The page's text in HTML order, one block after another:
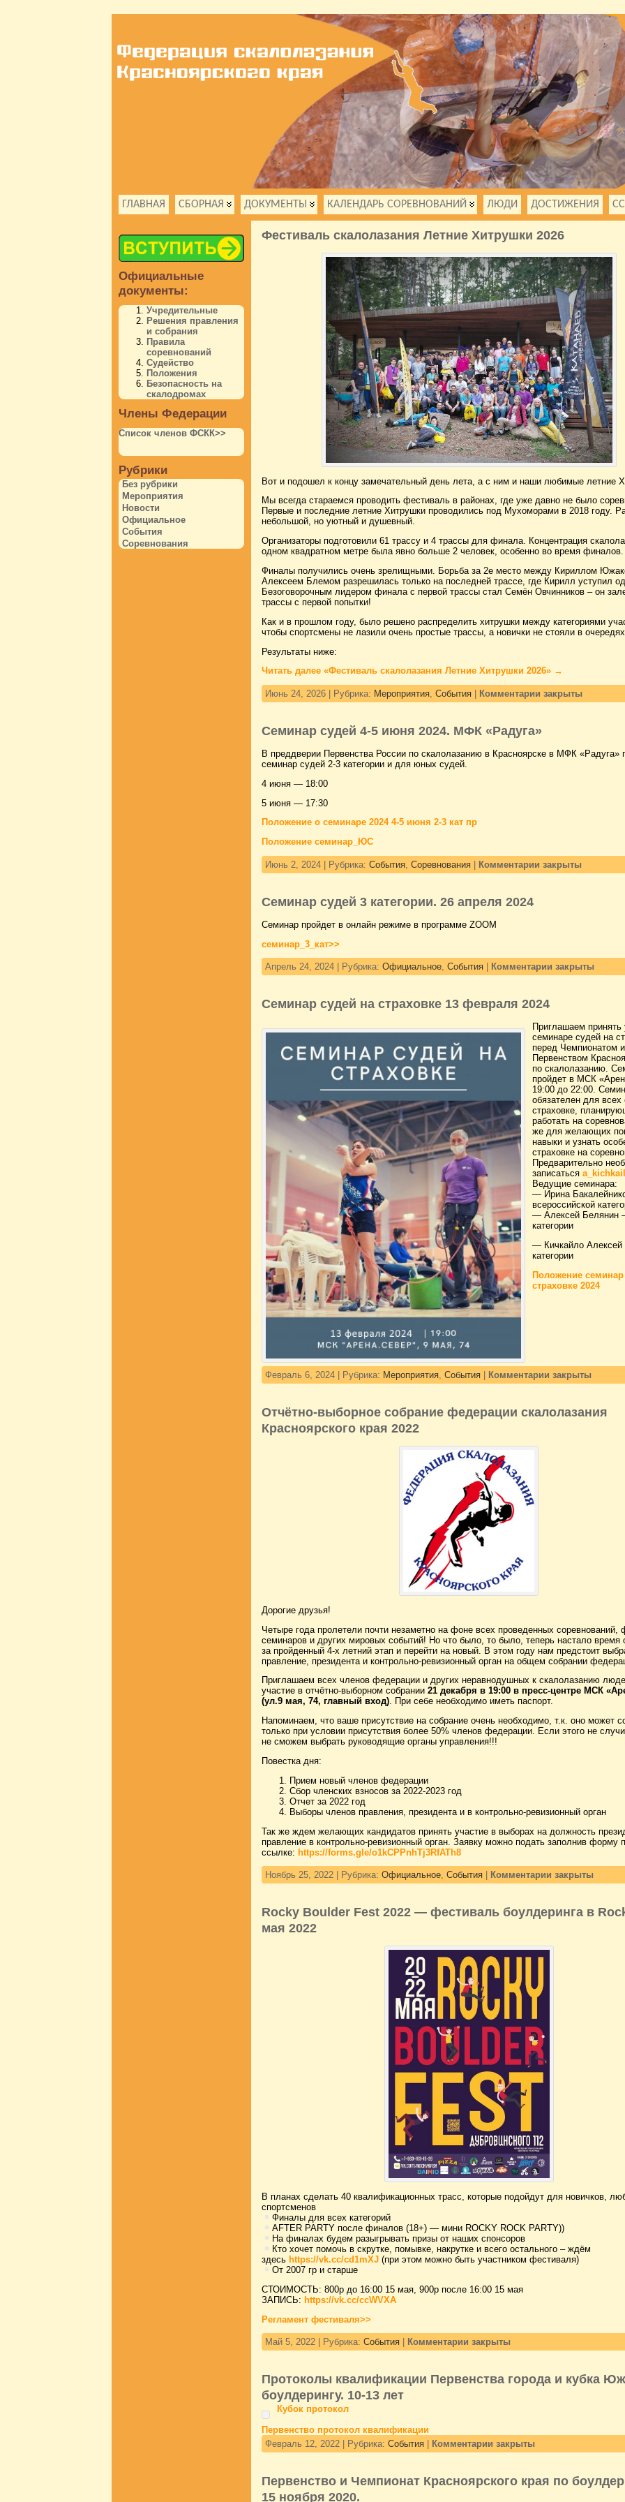
ГЛАВНАЯ СБОРНАЯ ДОКУМЕНТЫ КАЛЕНДАРЬ СОРЕВНОВАНИЙ ЛЮДИ ДОСТИЖЕНИЯ
Официальные
документы:
Учредительные
Решения правления
и собрания
Правила
соревнований
Судейство
Положения
Безопасность на
скалодромах
Члены Федерации
Список членов ФСКК>>
Рубрики
Без рубрики
Мероприятия
Новости
Официальное
События
Соревнования
Фестиваль скалолазания Летние Хитрушки 2026
Вот и подошел к концу замечательный день лета, а с ним и наши любимые летние
Мы всегда стараемся проводить фестиваль в районах, где уже давно не было
Первые и последние летние Хитрушки проводились под Мухоморами в 2018 году.
небольшой, но уютный и душевный.
Организаторы подготовили 61 трассу и 4 трассы для финала. Концентрация
одном квадратном метре была явно больше 2 человек, особенно во время финалов.
Финалы получились очень зрелищными. Борьба за 2е место между Кириллом
Алексеем Блемом разрешилась только на последней трассе, где Кирилл уступил
Безоговорочным лидером финала с первой трассы стал Семён Овчинников – он
трассы с первой попытки!
Как и в прошлом году, было решено распределить хитрушки между категориями
чтобы спортсмены не лазили очень простые трассы, а новички не стояли в
Результаты ниже:
Читать далее «Фестиваль скалолазания Летние Хитрушки 2026» →
Июнь 24, 2026 | Рубрика: Мероприятия, События Комментарии закрыты
Семинар судей 4-5 июня 2024. МФК «Радуга»
В преддверии Первенства России по скалолазанию в Красноярске в МФК «Радуга»
семинар судей 2-3 категории и для юных судей.
4 июня — 18:00
5 июня — 17:30
Положение о семинаре 2024 4-5 июня 2-3 кат пр
Положение семинар_ЮС
Июнь 2, 2024 | Рубрика: События Соревнования Комментарии закрыты
Семинар судей 3 категории. 26 апреля 2024
Семинар пройдет в онлайн режиме в программе ZOOM
семинар_3_кат>>
Апрель 24, 2024 | Рубрика: Официальное, События Комментарии закрыты
Семинар судей на страховке 13 февраля 2024
Приглашаем принять
семинаре судей на
перед Чемпионатом и
Первенством
по скалолазанию.
пройдет в МСК
19:00 до 22:00.
обязателен для всех
страховке,
работать на
же для желающих
навыки и узнать
страховке на
Предварительно
записаться
Ведущие семинара:
— Ирина
всероссийской
— Алексей Белянин
категории
— Кичкайло
категории
Положение
страховке 2024
Февраль 6, 2024 | Рубрика: Мероприятия, События Комментарии закрыты
Отчётно-выборное собрание федерации скалолазания
Красноярского края 2022
Дорогие друзья!
Четыре года пролетели почти незаметно на фоне всех проведенных соревнований,
семинаров и других мировых событий! Но что было, то было, теперь настало время
за пройденный 4-х летний этап и перейти на новый. В этом году нам предстоит
правление, президента и контрольно-ревизионный орган на общем собрании
Приглашаем всех членов федерации и других неравнодушных к скалолазанию
участие в отчётно-выборном собрании 21 декабря в 19:00 в пресс-центре МСК
(ул.9 мая, 74, главный вход). При себе необходимо иметь паспорт.
Напоминаем, что ваше присутствие на собрание очень необходимо, т.к. оно может
только при условии присутствия более 50% членов федерации. Если этого не
не сможем выбрать руководящие органы управления!!!
Повестка дня:
Прием новый членов федерации
Сбор членских взносов за 2022-2023 год
Отчет за 2022 год
Выборы членов правления, президента и в контрольно-ревизионный орган
Так же ждем желающих кандидатов принять участие в выборах на должность
правление в контрольно-ревизионный орган. Заявку можно подать заполнив форму
ссылке: https://forms.gle/o1kCPPnhTj3RfATh8
Ноябрь 25, 2022 | Рубрика: Официальное, События Комментарии закрыты
Rocky Boulder Fest 2022 — фестиваль боулдеринга в
мая 2022
В планах сделать 40 квалификационных трасс, которые подойдут для новичков,
спортсменов
Финалы для всех категорий
AFTER PARTY после финалов (18+) — мини ROCKY ROCK PARTY))
На финалах будем разыгрывать призы от наших спонсоров
Кто хочет помочь в скрутке, помывке, накрутке и всего остального – ждём
здесь https://vk.cc/cd1mXJ (при этом можно быть участником фестиваля)
От 2007 гр и старше
СТОИМОСТЬ: 800р до 16:00 15 мая, 900р после 16:00 15 мая
ЗАПИСЬ: https://vk.cc/ccWVXA
Регламент фестиваля>>
Май 5, 2022 | Рубрика: События Комментарии закрыты
Протоколы квалификации Первенства города и кубка
боулдерингу. 10-13 лет
Кубок протокол
Первенство протокол квалификации
Февраль 12, 2022 | Рубрика: События Комментарии закрыты
Первенство и Чемпионат Красноярского края по
15 ноября 2020.